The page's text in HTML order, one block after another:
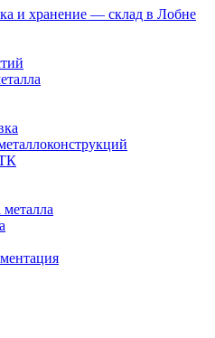
и хранение — склад в Лобне